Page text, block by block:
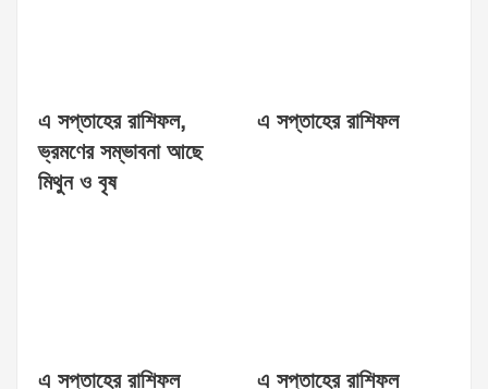
এ সপ্তাহের রাশিফল,
ভ্রমণের সম্ভাবনা আছে
মিথুন ও বৃষ
এ সপ্তাহের রাশিফল
এ সপ্তাহের রাশিফল এ সপ্তাহের রাশিফল